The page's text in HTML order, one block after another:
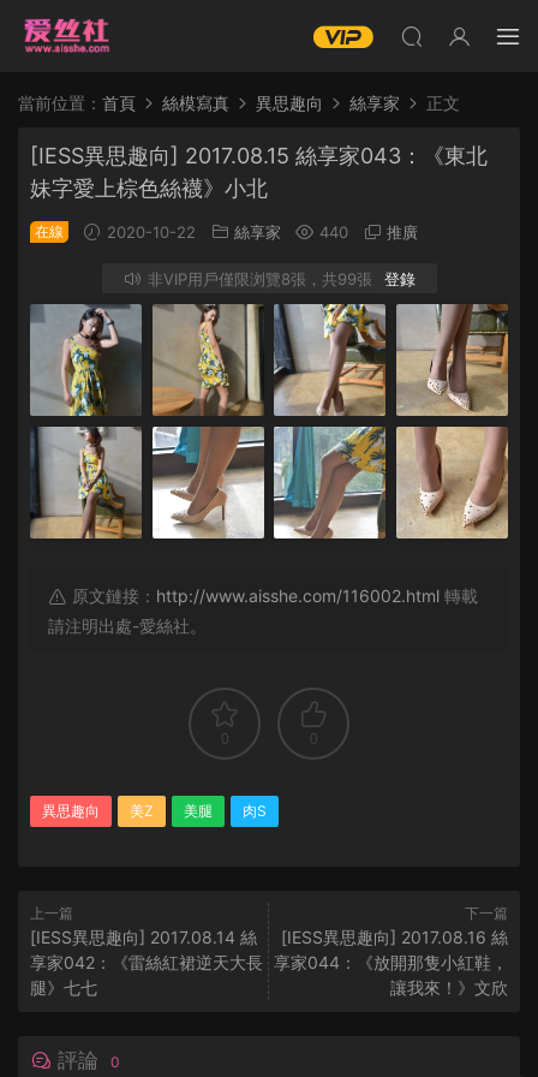
當前位置： 首頁 絲模寫真 異思趣向 絲享家 正文
[IESS異思趣向] 2017.08.15 絲享家043：《東北
妹字愛上棕色絲襪》小北
在線 2020-10-22 絲享家 440 推廣
非VIP用戶僅限浏覽8張，共99張 登錄
原文鏈接： http://www.aisshe.com/116002.html 轉載
請注明出處-愛絲社。
0 0
異思趣向 美Z 美腿 肉S
上一篇
[IESS異思趣向] 2017.08.14 絲
享家042：《雷絲紅裙逆天大長
腿》七七
下一篇
[IESS異思趣向] 2017.08.16 絲
享家044：《放開那隻小紅鞋，
讓我來！》文欣
評論 0